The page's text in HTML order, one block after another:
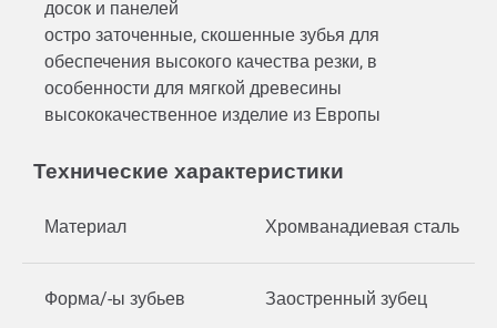
досок и панелей
остро заточенные, скошенные зубья для
обеспечения высокого качества резки, в
особенности для мягкой древесины
высококачественное изделие из Европы
Технические характеристики
Материал Хромванадиевая сталь
Форма/-ы зубьев Заостренный зубец